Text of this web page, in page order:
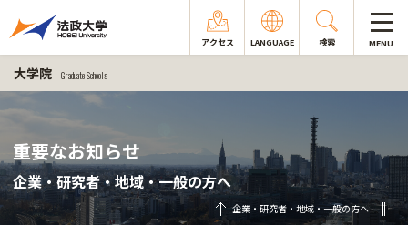
アクセス LANGUAGE 検索 MENU
大学院 Graduate Schools
重要なお知らせ
企業・研究者・地域・一般の方へ
企業・研究者・地域・一般の方へ